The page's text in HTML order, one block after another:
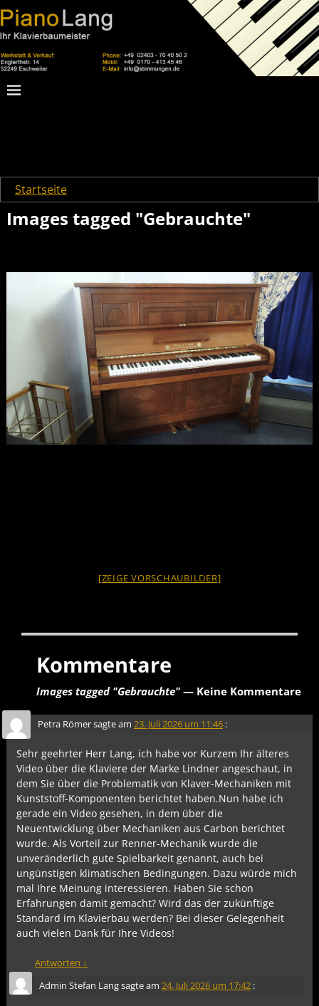
Startseite
Images tagged "Gebrauchte"
[ZEIGE VORSCHAUBILDER]
Kommentare
Images tagged "Gebrauchte"— Keine Kommentare
Petra Römersagte am 23. Juli 2026 um 11:46 :
Sehr geehrter Herr Lang, ich habe vor Kurzem Ihr älteres
Video über die Klaviere der Marke Lindner angeschaut, in
dem Sie über die Problematik von Klaver-Mechaniken mit
Kunststoff-Komponenten berichtet haben.Nun habe ich
gerade ein Video gesehen, in dem über die
Neuentwicklung über Mechaniken aus Carbon berichtet
wurde. Als Vorteil zur Renner-Mechanik wurde die
unveränderlich gute Spielbarkeit genannt, auch bei
ungünstigen klimatischen Bedingungen. Dazu würde mich
mal Ihre Meinung interessieren. Haben Sie schon
Erfahrungen damit gemacht? Wird das der zukünftige
Standard im Klavierbau werden? Bei dieser Gelegenheit
auch vielen Dank für Ihre Videos!
Antworten ↓
Admin Stefan Langsagte am 24. Juli 2026 um 17:42 :